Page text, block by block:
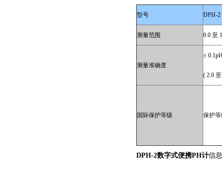
型号 DPH-2
测量范围 0.0 至
测量准确度
±
( 2.0
国际保护等级 保护等
DPH-2数字式便携PH计信